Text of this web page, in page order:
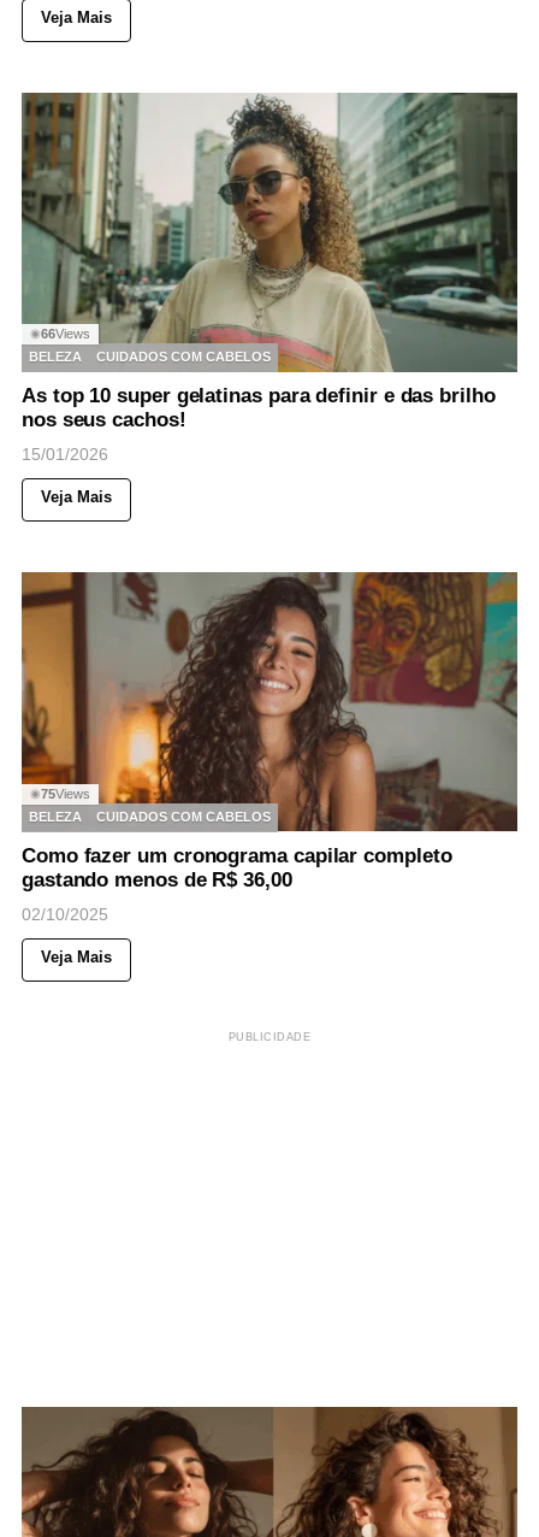
Veja Mais
◉66Views
BELEZA
CUIDADOS COM CABELOS
As top 10 super gelatinas para definir e das brilho
nos seus cachos!
15/01/2026
Veja Mais
◉75Views
BELEZA
CUIDADOS COM CABELOS
Como fazer um cronograma capilar completo
gastando menos de R$ 36,00
02/10/2025
Veja Mais
PUBLICIDADE